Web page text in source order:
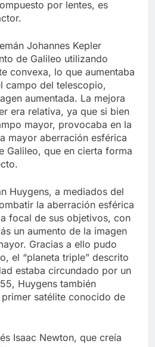
por lentes, es
Johannes Kepler
de Galileo utilizando
convexa, lo que aumentaba
campo del telescopio,
aumentada. La mejora
era relativa, ya que si bien
mayor, provocaba en la
mayor aberración esférica
Galileo, que en cierta forma
Huygens, a mediados del
la aberración esférica
focal de sus objetivos, con
un aumento de la imagen
Gracias a ello pudo
el “planeta triple” descrito
estaba circundado por un
Huygens también
satélite conocido de
Isaac Newton, que creía